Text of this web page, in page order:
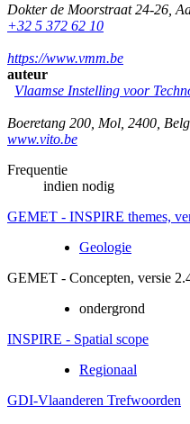
Dokter de Moorstraat 24-26
+32 5 372 62 10
https://www.vmm.be
auteur
Vlaamse Instelling voor
Boeretang 200 Mol 2400
www.vito.be
Frequentie
indien nodig
GEMET - INSPIRE themes,
Geologie
GEMET - Concepten, versie
ondergrond
INSPIRE - Spatial scope
Regionaal
GDI-Vlaanderen Trefwoorden